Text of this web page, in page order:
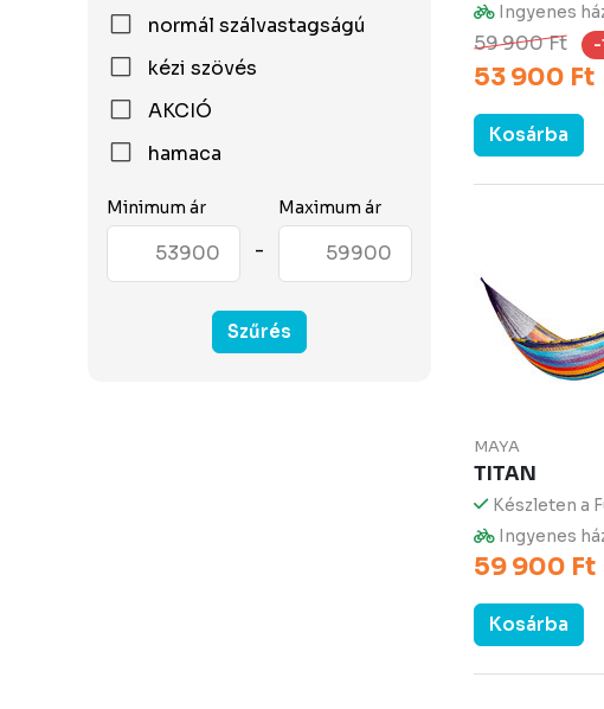
normál szálvastagságú
kézi szövés
AKCIÓ
hamaca
Minimum ár
-
Maximum ár
Szűrés
Ingyenes
59 900 Ft -
53 900 Ft
Kosárba
MAYA
TITAN
Készleten a
Ingyenes
59 900 Ft
Kosárba